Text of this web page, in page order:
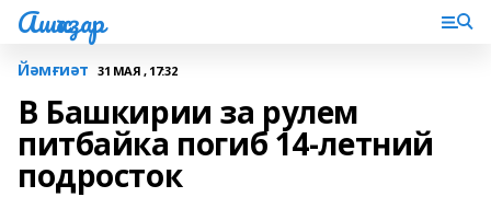
Ашҡаҙар
Йәмғиәт 31 МАЯ , 17:32
В Башкирии за рулем
питбайка погиб 14-летний
подросток